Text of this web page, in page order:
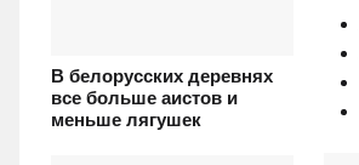
В белорусских деревнях
все больше аистов и
меньше лягушек